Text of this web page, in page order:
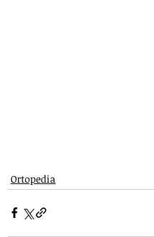
Ortopedia